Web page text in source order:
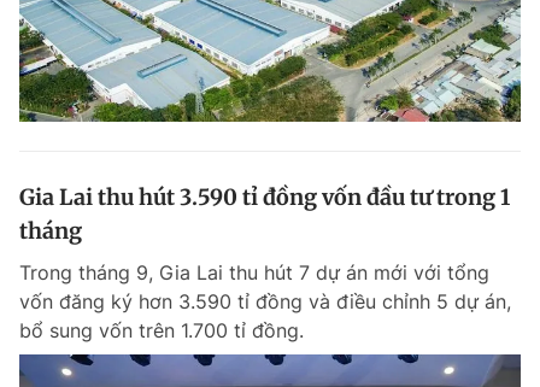
Gia Lai thu hút 3.590 tỉ đồng vốn đầu tư trong 1
tháng
Trong tháng 9, Gia Lai thu hút 7 dự án mới với tổng
vốn đăng ký hơn 3.590 tỉ đồng và điều chỉnh 5 dự án,
bổ sung vốn trên 1.700 tỉ đồng.